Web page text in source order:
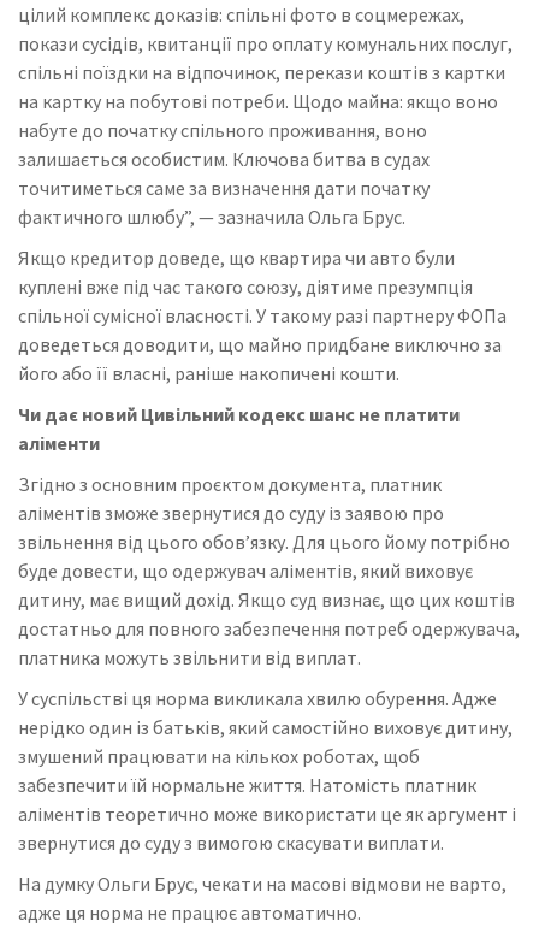
цілий комплекс доказів: спільні фото в соцмережах,
покази сусідів, квитанції про оплату комунальних послуг,
спільні поїздки на відпочинок, перекази коштів з картки
на картку на побутові потреби. Щодо майна: якщо воно
набуте до початку спільного проживання, воно
залишається особистим. Ключова битва в судах
точитиметься саме за визначення дати початку
фактичного шлюбу”, — зазначила Ольга Брус.
Якщо кредитор доведе, що квартира чи авто були
куплені вже під час такого союзу, діятиме презумпція
спільної сумісної власності. У такому разі партнеру ФОПа
доведеться доводити, що майно придбане виключно за
його або її власні, раніше накопичені кошти.
Чи дає новий Цивільний кодекс шанс не платити
аліменти
Згідно з основним проєктом документа, платник
аліментів зможе звернутися до суду із заявою про
звільнення від цього обов’язку. Для цього йому потрібно
буде довести, що одержувач аліментів, який виховує
дитину, має вищий дохід. Якщо суд визнає, що цих коштів
достатньо для повного забезпечення потреб одержувача,
платника можуть звільнити від виплат.
У суспільстві ця норма викликала хвилю обурення. Адже
нерідко один із батьків, який самостійно виховує дитину,
змушений працювати на кількох роботах, щоб
забезпечити їй нормальне життя. Натомість платник
аліментів теоретично може використати це як аргумент і
звернутися до суду з вимогою скасувати виплати.
На думку Ольги Брус, чекати на масові відмови не варто,
адже ця норма не працює автоматично.